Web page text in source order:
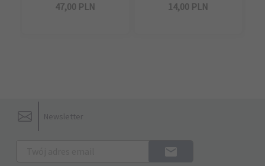
47,00 PLN 14,00 PLN
Newsletter